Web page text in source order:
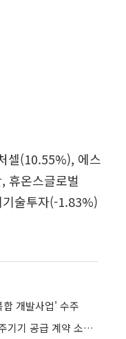
셀(10.55%), 에스
휴온스글로벌
술투자(-1.83%)
개발사업' 수주
두산에너빌리티, 美 테라파워 SMR 주기기 공급 계약 소식에 강세